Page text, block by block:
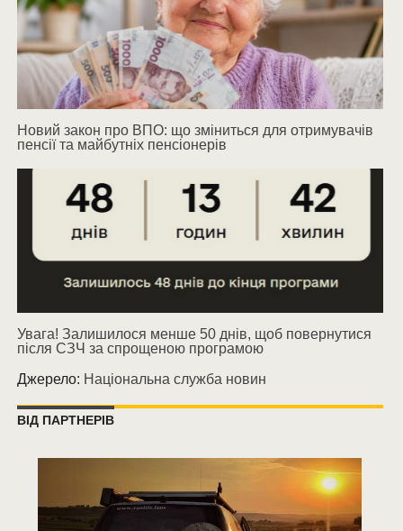
Новий закон про ВПО: що зміниться для отримувачів
пенсії та майбутніх пенсіонерів
Увага! Залишилося менше 50 днів, щоб повернутися
після СЗЧ за спрощеною програмою
Джерело: Національна служба новин
ВІД ПАРТНЕРІВ